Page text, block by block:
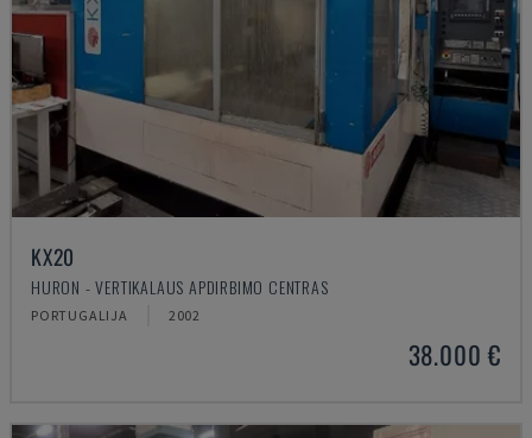
KX20
HURON - VERTIKALAUS APDIRBIMO CENTRAS
PORTUGALIJA 2002
38.000 €